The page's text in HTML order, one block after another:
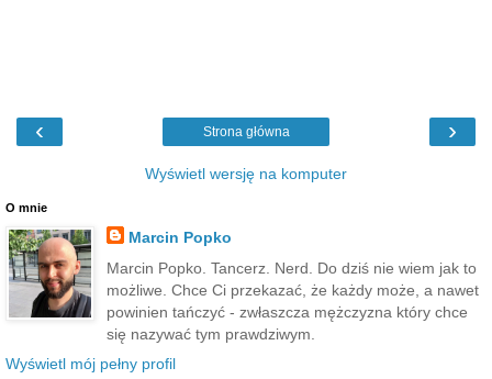
‹ ›
Strona główna
Wyświetl wersję na komputer
O mnie
Marcin Popko
Marcin Popko. Tancerz. Nerd. Do dziś nie wiem jak to
możliwe. Chce Ci przekazać, że każdy może, a nawet
powinien tańczyć - zwłaszcza mężczyzna który chce
się nazywać tym prawdziwym.
Wyświetl mój pełny profil